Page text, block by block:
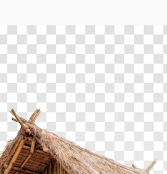
você direcionar
1 milhão de
empresas,
Produtos
Assistente de IA
imagens
Gerador de vídeos